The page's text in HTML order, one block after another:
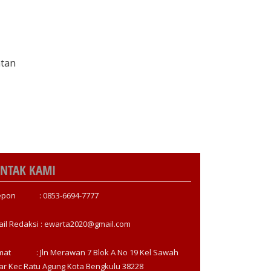
KAMI
: 0853-6694-7777
Redaksi : ewarta2020@gmail.com
: Jln Merawan 7 Blok A No 19 Kel Sawah
Kec Ratu Agung Kota Bengkulu 38228